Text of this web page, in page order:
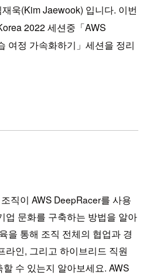
욱(Kim Jaewook) 입니다. 이번
2022 세션중「AWS
여정 가속화하기」세션을 정리
직이 AWS DeepRacer를 사용
업 문화를 구축하는 방법을 알아
을 통해 조직 전체의 협업과 경
라인, 그리고 하이브리드 직원
수 있는지 알아보세요. AWS